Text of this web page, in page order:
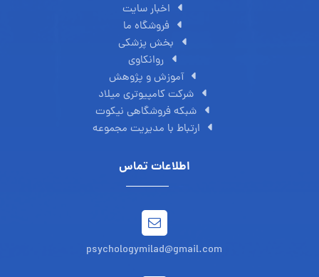
اخبار سایت
فروشگاه ما
بخش پزشکی
روانکاوی
آموزش و پژوهش
شرکت کامپیوتری میلاد
شبکه فروشگاهی نیکوت
ارتباط با مدیریت مجموعه
اطلاعات تماس
psychologymilad@gmail.com